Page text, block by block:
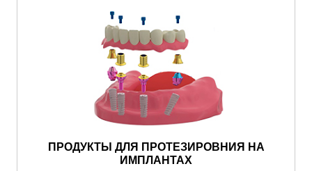
ПРОДУКТЫ ДЛЯ ПРОТЕЗИРОВНИЯ НА
ИМПЛАНТАХ